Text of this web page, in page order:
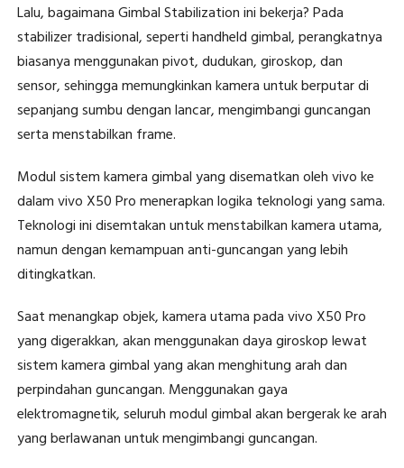
Lalu, bagaimana Gimbal Stabilization ini bekerja? Pada
stabilizer tradisional, seperti handheld gimbal, perangkatnya
biasanya menggunakan pivot, dudukan, giroskop, dan
sensor, sehingga memungkinkan kamera untuk berputar di
sepanjang sumbu dengan lancar, mengimbangi guncangan
serta menstabilkan frame.
Modul sistem kamera gimbal yang disematkan oleh vivo ke
dalam vivo X50 Pro menerapkan logika teknologi yang sama.
Teknologi ini disemtakan untuk menstabilkan kamera utama,
namun dengan kemampuan anti-guncangan yang lebih
ditingkatkan.
Saat menangkap objek, kamera utama pada vivo X50 Pro
yang digerakkan, akan menggunakan daya giroskop lewat
sistem kamera gimbal yang akan menghitung arah dan
perpindahan guncangan. Menggunakan gaya
elektromagnetik, seluruh modul gimbal akan bergerak ke arah
yang berlawanan untuk mengimbangi guncangan.